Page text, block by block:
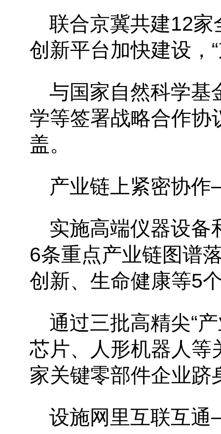
联合京冀共建12家
创新平台加快建设，
与国家自然科学基
学等签署战略合作协
盖。
产业链上紧密协作
实施高端仪器设备
6条重点产业链图谱
创新、生命健康等5
通过三批高精尖“
芯片、人形机器人等
家关键零部件企业跻
设施网里互联互通